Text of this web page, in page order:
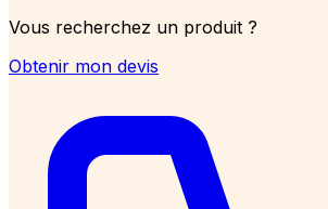
Vous recherchez un produit ?
Obtenir mon devis